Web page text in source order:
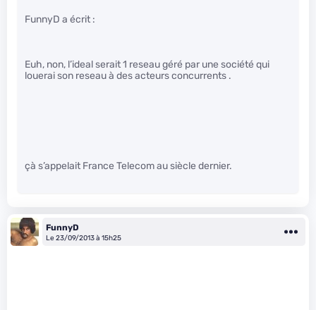
FunnyD a écrit :
Euh, non, l’ideal serait 1 reseau géré par une société qui
louerai son reseau à des acteurs concurrents .
çà s’appelait France Telecom au siècle dernier.
FunnyD
Le 23/09/2013 à 15h25